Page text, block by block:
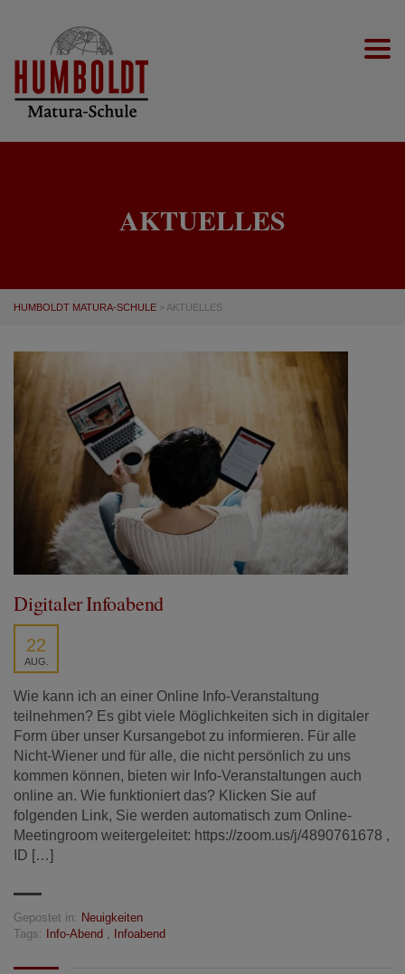
AKTUELLES
HUMBOLDT MATURA-SCHULE > AKTUELLES
Digitaler Infoabend
22
AUG.
Wie kann ich an einer Online Info-Veranstaltung
teilnehmen? Es gibt viele Möglichkeiten sich in digitaler
Form über unser Kursangebot zu informieren. Für alle
Nicht-Wiener und für alle, die nicht persönlich zu uns
kommen können, bieten wir Info-Veranstaltungen auch
online an. Wie funktioniert das? Klicken Sie auf
folgenden Link, Sie werden automatisch zum Online-
Meetingroom weitergeleitet: https://zoom.us/j/4890761678 ,
ID […]
Gepostet in: Neuigkeiten
Tags: Info-Abend Infoabend